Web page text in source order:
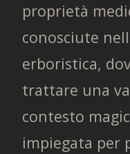
proprietà
conosciute
erboristica,
trattare una
contesto
impiegata per